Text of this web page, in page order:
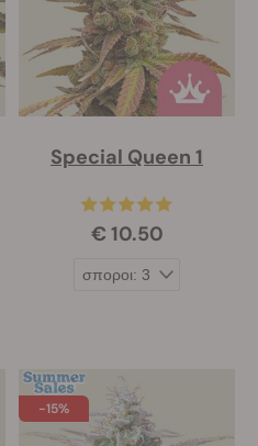
Special Queen 1
€ 10.50
-15%